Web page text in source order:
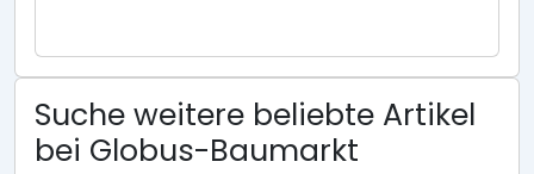
Suche weitere beliebte Artikel
bei Globus-Baumarkt